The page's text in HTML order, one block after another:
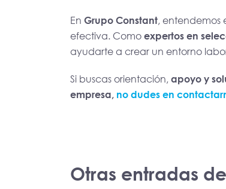
En Grupo Constant, entendemos
efectiva. Como expertos en
ayudarte a crear un entorno
Si buscas orientación, apoyo y
empresa, no dudes en
Otras entradas